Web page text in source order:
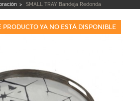
> SMALL TRAY Bandeja Redonda
PRODUCTO YA NO ESTÁ DISPONIBLE